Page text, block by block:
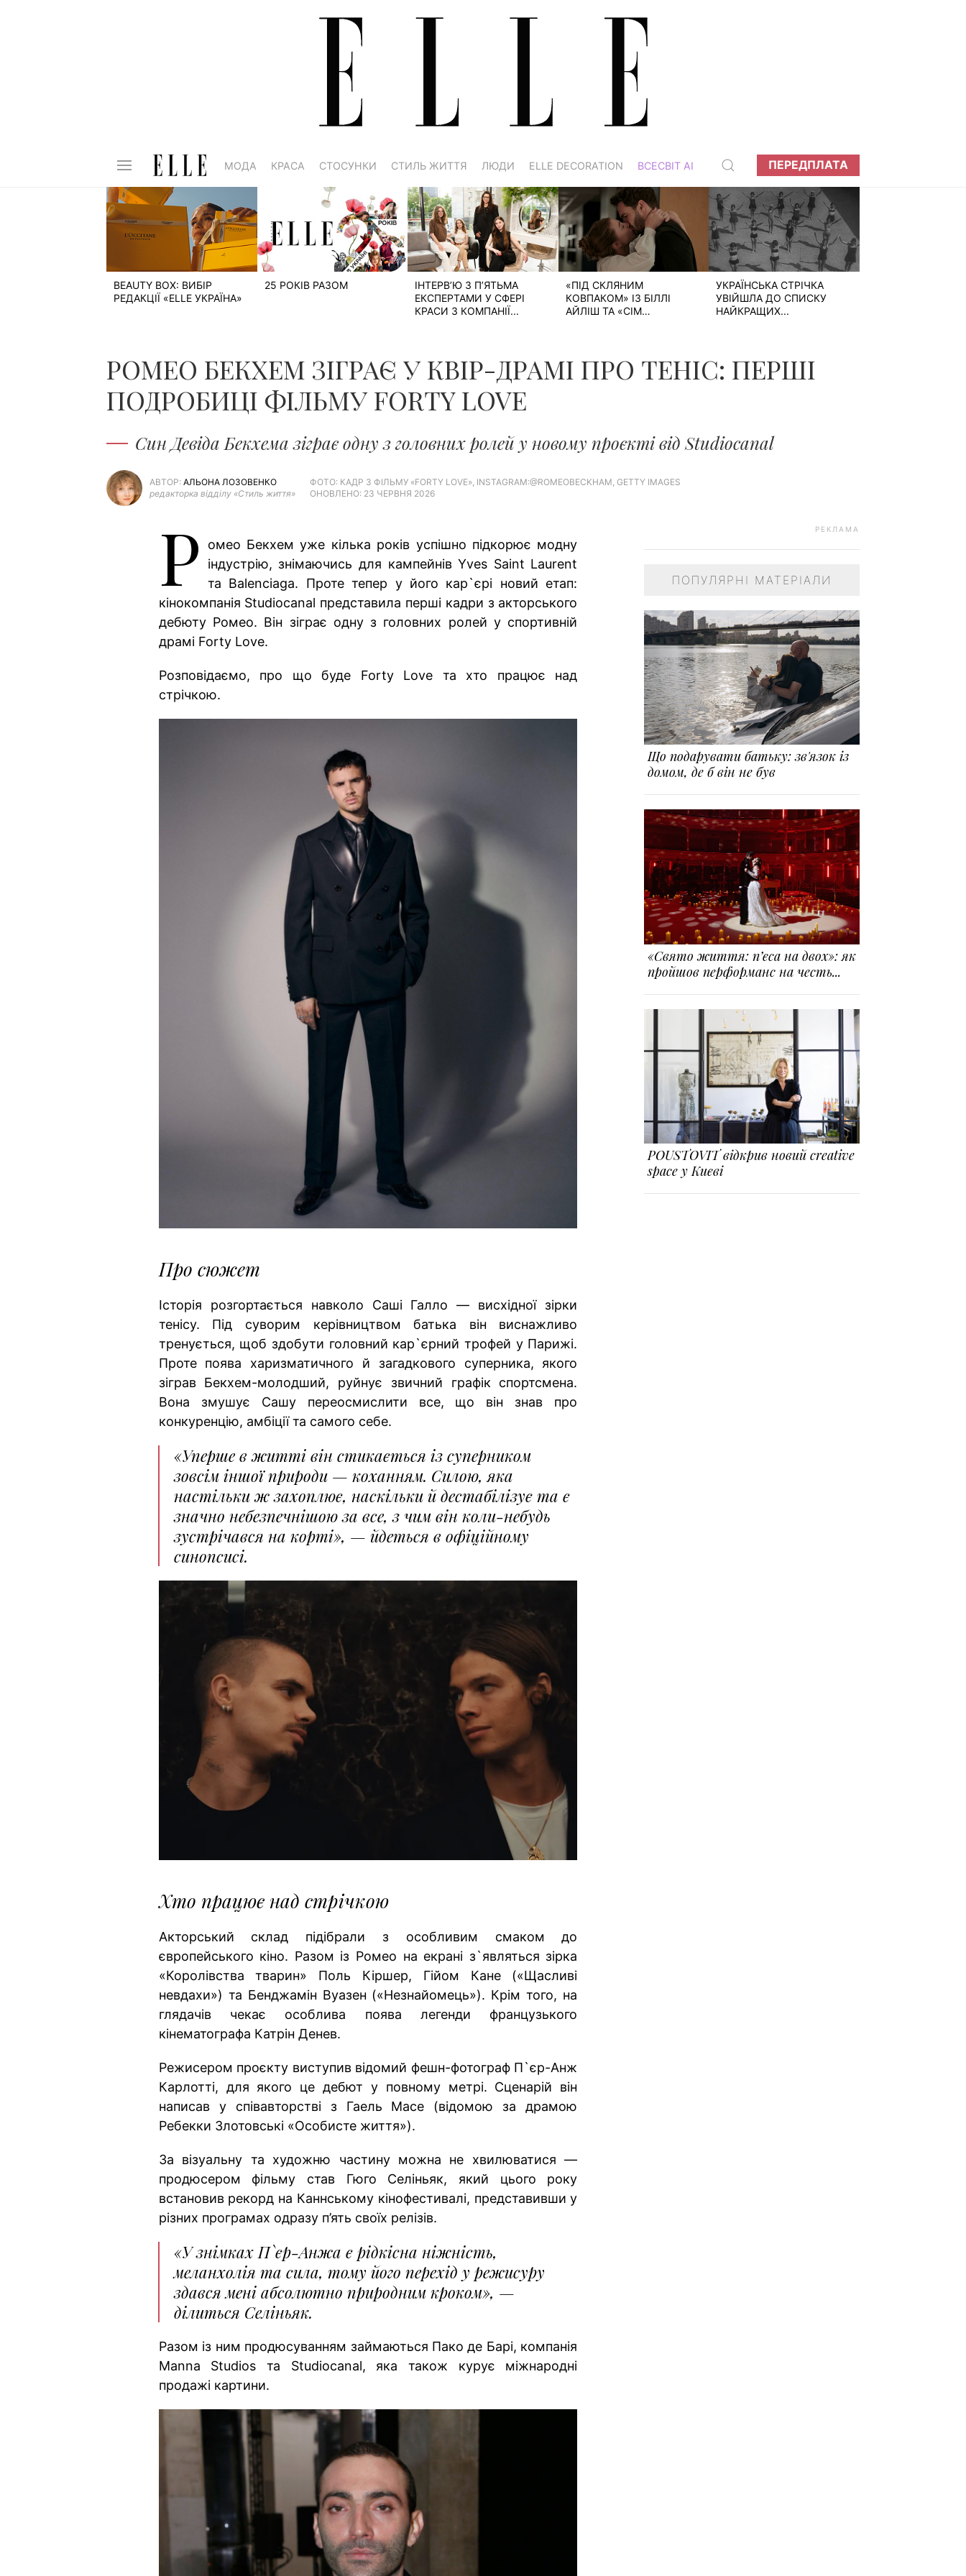
МОДА КРАСА СТОСУНКИ СТИЛЬ ЖИТТЯ ЛЮДИ ELLE DECORATION ВСЕСВІТ АІ ПЕРЕДПЛАТА
BEAUTY BOX: ВИБІР
РЕДАКЦІЇ «ELLE УКРАЇНА»
25 РОКІВ РАЗОМ
ІНТЕРВ’Ю З П’ЯТЬМА
ЕКСПЕРТАМИ У СФЕРІ
КРАСИ З КОМПАНІЇ...
«ПІД СКЛЯНИМ
КОВПАКОМ» ІЗ БІЛЛІ
АЙЛІШ ТА «СІМ
УКРАЇНСЬКА СТРІЧКА
УВІЙШЛА ДО СПИСКУ
НАЙКРАЩИХ...
РОМЕО БЕКХЕМ ЗІГРАЄ У КВІР-ДРАМІ ПРО ТЕНІС: ПЕРШІ
ПОДРОБИЦІ ФІЛЬМУ FORTY LOVE
Син Девіда Бекхема зіграє одну з головних ролей у новому проєкті від Studiocanal
АВТОР: АЛЬОНА ЛОЗОВЕНКО
редакторка відділу «Стиль життя»
ФОТО: КАДР З ФІЛЬМУ «FORTY LOVE», ​​​​​​​​​​​​​​INSTAGRAM:@ROMEOBECKHAM, GETTY IMAGES
ОНОВЛЕНО: 23 ЧЕРВНЯ 2026
Р
омео Бекхем уже кілька років успішно підкорює модну
індустрію, знімаючись для кампейнів Yves Saint Laurent
та Balenciaga. Проте тепер у його кар`єрі новий етап:
кінокомпанія Studiocanal представила перші кадри з акторського
дебюту Ромео. Він зіграє одну з головних ролей у спортивній
драмі Forty Love.
Розповідаємо, про що буде Forty Love та хто працює над
стрічкою.
Про сюжет
Історія розгортається навколо Саші Галло — висхідної зірки
тенісу. Під суворим керівництвом батька він виснажливо
тренується, щоб здобути головний кар`єрний трофей у Парижі.
Проте поява харизматичного й загадкового суперника, якого
зіграв Бекхем-молодший, руйнує звичний графік спортсмена.
Вона змушує Сашу переосмислити все, що він знав про
конкуренцію, амбіції та самого себе.
«Уперше в житті він стикається із суперником
зовсім іншої природи — коханням. Силою, яка
настільки ж захоплює, наскільки й дестабілізує та є
значно небезпечнішою за все, з чим він коли-небудь
зустрічався на корті», — йдеться в офіційному
синопсисі.
Хто працює над стрічкою
Акторський склад підібрали з особливим смаком до
європейського кіно. Разом із Ромео на екрані з`являться зірка
«Королівства тварин» Поль Кіршер, Гійом Кане («Щасливі
невдахи») та Бенджамін Вуазен («Незнайомець»). Крім того, на
глядачів чекає особлива поява легенди французького
кінематографа Катрін Денев.
Режисером проєкту виступив відомий фешн-фотограф П`єр-Анж
Карлотті, для якого це дебют у повному метрі. Сценарій він
написав у співавторстві з Гаель Масе (відомою за драмою
Ребекки Злотовські «Особисте життя»).
За візуальну та художню частину можна не хвилюватися —
продюсером фільму став Гюго Селіньяк, який цього року
встановив рекорд на Каннському кінофестивалі, представивши у
різних програмах одразу п’ять своїх релізів.
«У знімках П`єр-Анжа є рідкісна ніжність,
меланхолія та сила, тому його перехід у режисуру
здався мені абсолютно природним кроком», —
ділиться Селіньяк.
Разом із ним продюсуванням займаються Пако де Барі, компанія
Manna Studios та Studiocanal, яка також курує міжнародні
продажі картини.
РЕКЛАМА
ПОПУЛЯРНІ МАТЕРІАЛИ
Що подарувати батьку: зв'язок із
домом, де б він не був
«Свято життя: п’єса на двох»: як
пройшов перформанс на честь...
POUSTOVIT відкрив новий creative
space у Києві